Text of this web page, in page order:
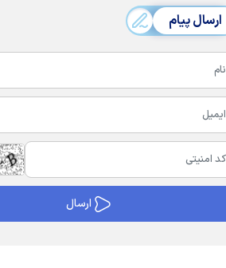
ارسال پیام